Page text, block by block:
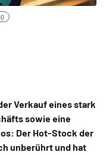
Verkauf eines stark
sowie eine
Der Hot-Stock der
unberührt und hat